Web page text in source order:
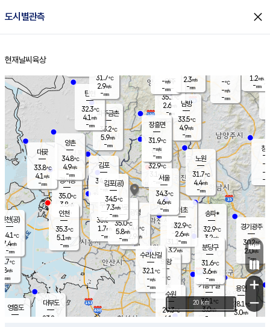
도시별관측 close
홈
현재날씨 육상
의도
℃
m/s
mm
영흥도
양주
35.1℃
2.6
-mm
과천
31.1℃
3.2m/s
- mm
용인
28.1℃
3.0m/s
경기광주
30.2℃
2.0m/s
-mm
대부도
23.8
경서동
35.0℃
3.8 m/s
-mm
파주금촌
33.2℃
5.9m/s
-mm
-℃
-m/s
-mm
대곶
33.8℃
4.1 m/s
-mm
창
-
-m/
-
탄현
32.3℃
4.1 m/s
-mm
1.2m/s
-mm
의왕
- ℃
m/s
mm
김포
34.6℃
-m/s
mm
광명
34.4 ℃
2.9 m/s
-mm
부천
35.0℃
1.7m/s
-mm
양촌
34.8℃
4.9m/s
-mm
구로
35.0℃
5.8m/s
-mm
은평
32.9℃
3.1 m/s
- mm
노원
31.7℃
4.4m/s
-mm
송파*
32.9℃
3.2m/s
-mm
서초
32.9℃
2.6m/s
-mm
남방
33.5℃
4.9m/s
-mm
기흥구갈
30.1℃
3.0m/s
-
수리산길
32.1℃
-m/s
-mm
분당구
31.6℃
3.6m/s
-mm
장흥면
31.9℃
-m/s
-mm
-m/s
-mm
인천(공)
34.1℃
7.4m/s
-mm
김포(공)
34.5℃
7.3m/s
-mm
수원
29.3℃
6.1 m/s
인천
35.3℃
5.1 m/s
-mm
서울
34.3℃
4.6m/s
-mm
31.7℃
2.9m/s
-mm
2.3m/s
-mm
+
−
20 km